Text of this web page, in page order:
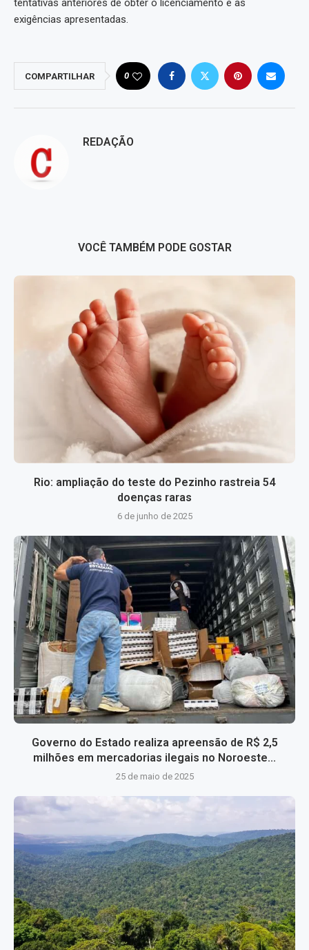
tentativas anteriores de obter o licenciamento e as
exigências apresentadas.
COMPARTILHAR 0
REDAÇÃO
VOCÊ TAMBÉM PODE GOSTAR
Rio: ampliação do teste do Pezinho rastreia 54
doenças raras
6 de junho de 2025
Governo do Estado realiza apreensão de R$ 2,5
milhões em mercadorias ilegais no Noroeste...
25 de maio de 2025